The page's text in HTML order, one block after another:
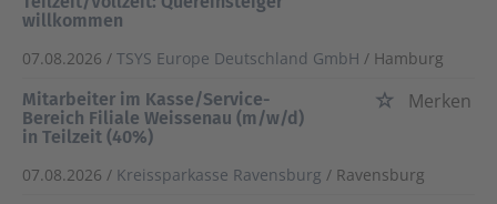
willkommen
07.08.2026 / TSYS Europe Deutschland GmbH / Hamburg
Mitarbeiter im Kasse/Service-
Bereich Filiale Weissenau (m/w/d)
in Teilzeit (40%)
Merken
07.08.2026 / Kreissparkasse Ravensburg / Ravensburg